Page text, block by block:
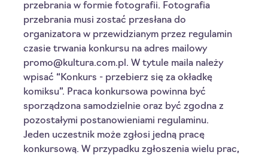
przebrania w formie fotografii. Fotografia
przebrania musi zostać przesłana do
organizatora w przewidzianym przez regulamin
czasie trwania konkursu na adres mailowy
promo@kultura.com.pl. W tytule maila należy
wpisać “Konkurs - przebierz się za okładkę
komiksu”. Praca konkursowa powinna być
sporządzona samodzielnie oraz być zgodna z
pozostałymi postanowieniami regulaminu.
Jeden uczestnik może zgłosi jedną pracę
konkursową. W przypadku zgłoszenia wielu prac,